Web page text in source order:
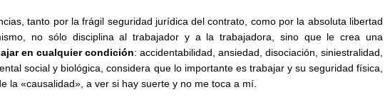
tanto por la frágil seguridad jurídica del contrato, como por la absoluta libertad
no sólo disciplina al trabajador y a la trabajadora, sino que le crea una
en cualquier condición: accidentabilidad, ansiedad, disociación, siniestralidad,
social y biológica, considera que lo importante es trabajar y su seguridad física,
la «causalidad», a ver si hay suerte y no me toca a mí.